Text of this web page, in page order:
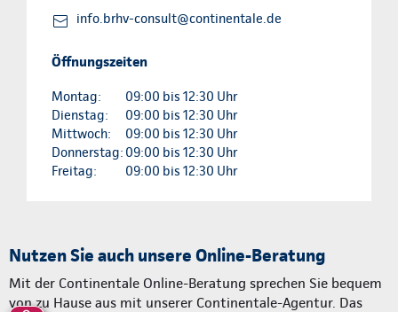
info.brhv-consult@continentale.de
Öffnungszeiten
Montag:
09:00 bis 12:30 Uhr
Dienstag:
09:00 bis 12:30 Uhr
Mittwoch:
09:00 bis 12:30 Uhr
Donnerstag: 09:00 bis 12:30 Uhr
Freitag:
09:00 bis 12:30 Uhr
Nutzen Sie auch unsere Online-Beratung
Mit der Continentale Online-Beratung sprechen Sie bequem
von zu Hause aus mit unserer Continentale-Agentur. Das